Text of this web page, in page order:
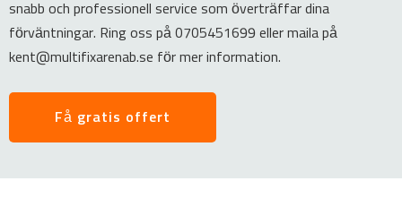
snabb och professionell service som överträffar dina
förväntningar. Ring oss på 0705451699 eller maila på
kent@multifixarenab.se för mer information.
Få gratis offert